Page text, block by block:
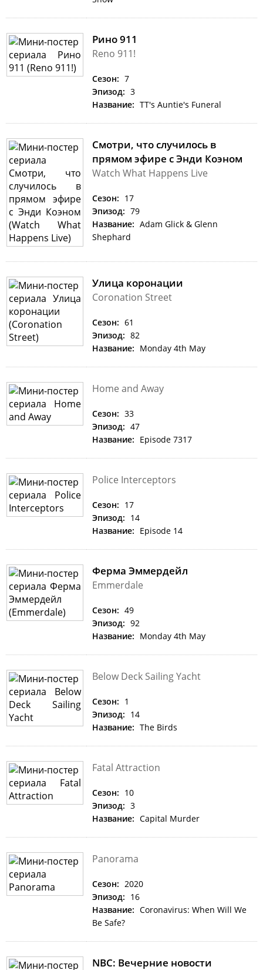
Рино 911
Reno 911!
Сезон: 7
Эпизод: 3
Название: TT's Auntie's Funeral
Смотри, что случилось в
прямом эфире с Энди Коэном
Watch What Happens Live
Сезон: 17
Эпизод: 79
Название: Adam Glick & Glenn
Shephard
Улица коронации
Coronation Street
Сезон: 61
Эпизод: 82
Название: Monday 4th May
Home and Away
Сезон: 33
Эпизод: 47
Название: Episode 7317
Police Interceptors
Сезон: 17
Эпизод: 14
Название: Episode 14
Ферма Эммердейл
Emmerdale
Сезон: 49
Эпизод: 92
Название: Monday 4th May
Below Deck Sailing Yacht
Сезон: 1
Эпизод: 14
Название: The Birds
Fatal Attraction
Сезон: 10
Эпизод: 3
Название: Capital Murder
Panorama
Сезон: 2020
Эпизод: 16
Название: Coronavirus: When Will We
Be Safe?
NBC: Вечерние новости